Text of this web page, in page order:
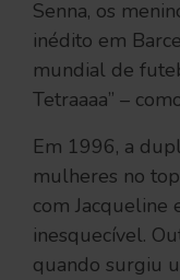
Senna, os
inédito em
mundial de
Tetraaaa” –
Em 1996, a
mulheres no
com Jacqueline
inesquecível.
quando surgiu